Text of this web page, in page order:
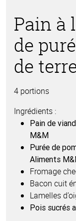
Pain à
de
de
4 portions
Ingrédients :
Pain de
M&M
Purée de
Aliments
Fromage
Bacon cuit
Lamelles
Pois sucrés